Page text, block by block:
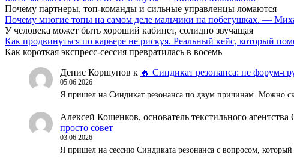
Почему партнеры, топ-команды и сильные управленцы ломаются
Почему многие топы на самом деле мальчики на побегушках. —
У человека может быть хороший кабинет, солидно звучащая
Как продвинуться по карьере не рискуя. Реальный кейс, который
Как короткая экспресс-сессия превратилась в восемь
Денис Коршунов к 🔥 Синдикат резонанса: не форум-
05.06.2026
Я пришел на Синдикат резонанса по двум причинам. Можно
Алексей Кошенков, основатель текстильного
просто совет
03.06.2026
Я пришел на сессию Синдиката резонанса с вопросом,